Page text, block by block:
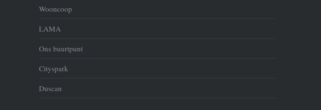
Wooncoop
LAMA
Ons buurtpunt
Cityspark
Duscan